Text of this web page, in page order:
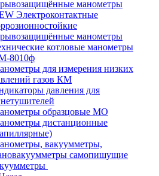
манометры
Электроконтактные
манометры
котловые манометры
8010ф
для измерения низких
газов КМ
давления для
образцовые МО
дистанционные
вакуумметры,
самопишущие